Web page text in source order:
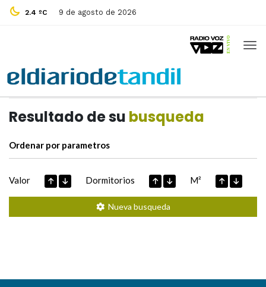
2.4 ºC 9 de agosto de 2026
Resultado de su busqueda
Ordenar por parametros
Valor Dormitorios M²
Nueva busqueda